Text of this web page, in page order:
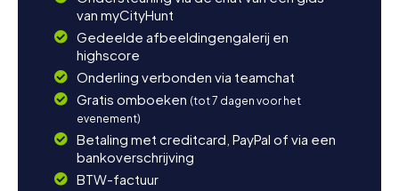
van myCityHunt
Gedeelde afbeeldingengalerij en
highscore
Onderling verbonden via teamchat
Gratis omboeken (tot 7 dagen voor het
evenement)
Betaling met creditcard, PayPal of via een
bankoverschrijving
BTW-factuur